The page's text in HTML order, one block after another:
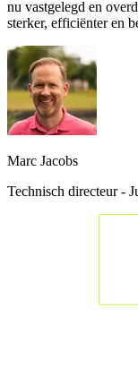
nu vastgelegd en
sterker, efficiënter en
Marc Jacobs
Technisch directeur -